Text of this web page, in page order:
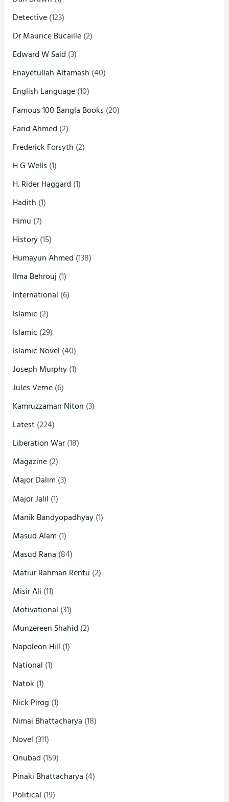
Detective(123)
Dr Maurice Bucaille(2)
Edward W Said (3)
Enayetullah Altamash (40)
English Language(10)
Famous 100 Bangla Books (20)
Farid Ahmed (2)
Frederick Forsyth (2)
H G Wells (1)
H. Rider Haggard (1)
Hadith (1)
Himu (7)
History(15)
Humayun Ahmed (138)
Ilma Behrouj (1)
International (6)
Islamic (2)
Islamic (29)
Islamic Novel (40)
Joseph Murphy(1)
Jules Verne(6)
Kamruzzaman Niton (3)
Latest(224)
Liberation War(18)
Magazine(2)
Major Dalim (3)
Major Jalil (1)
Manik Bandyopadhyay(1)
Masud Alam (1)
Masud Rana (84)
Matiur Rahman Rentu (2)
Misir Ali (11)
Motivational (31)
Munzereen Shahid (2)
Napoleon Hill (1)
National (1)
Natok (1)
Nick Pirog (1)
Nimai Bhattacharya (18)
Novel (311)
Onubad (159)
Pinaki Bhattacharya (4)
Political (19)